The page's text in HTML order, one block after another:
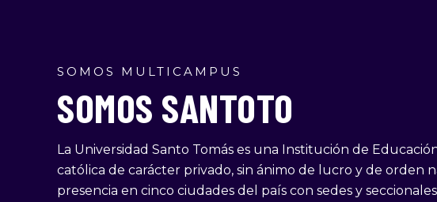
SOMOS MULTICAMPUS
SOMOS SANTOTO
La Universidad Santo Tomás es una Institución de
católica de carácter privado, sin ánimo de lucro y de orden
presencia en cinco ciudades del país con sedes y